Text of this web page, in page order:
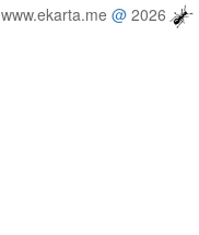
www.ekarta.me @ 2026